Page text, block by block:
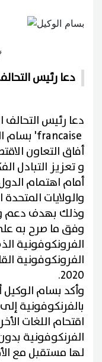
دعا رئيس
دعا رئيس
francaise' بسام
أفاق التعاون
و تعزيز التبادل
أمام اهتمام
والولايات المتحدة
وذلك بهدف دعم
وفق ما صرح به
الفرونكوفونية
الفرونكوفونية
2020
.
وأكد بسام الوكيل
بالفرنكوفونية
اقتحام اللغات
الفرنكوفونية
لها مستقبل مع